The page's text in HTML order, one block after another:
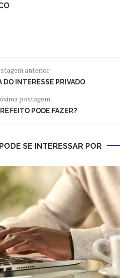
anterior
DO INTERESSE PRIVADO
postagem
PODE FAZER?
SE INTERESSAR POR